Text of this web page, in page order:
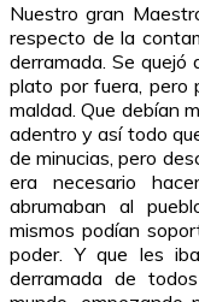
Nuestro gran
respecto de la
derramada. Se quejó
plato por fuera, pero
maldad. Que debían
adentro y así todo
de minucias, pero
era necesario
abrumaban al
mismos podían
poder. Y que les
derramada de